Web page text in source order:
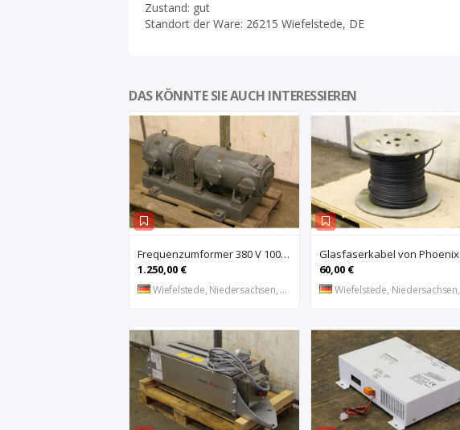
Zustand: gut
Standort der Ware: 26215 Wiefelstede, DE
DAS KÖNNTE SIE AUCH INTERESSIEREN
Frequenzumformer 380 V 100 Hz 18 KVA von CONZ – UZ44-2
1.250,00 €
Wiefelstede, Niedersachsen, DE
60,00 €
Wiefelstede, Niedersachsen, DE